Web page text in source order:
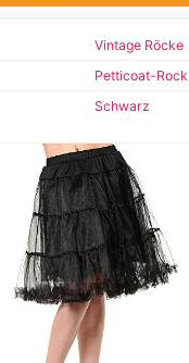
Vintage Röcke
Petticoat-Rock
Schwarz